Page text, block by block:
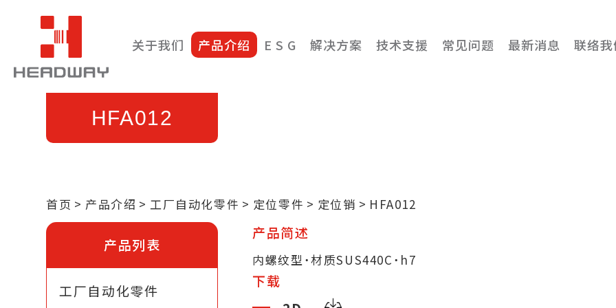
关于我们 产品介绍 E S G 解决方案 技术支援 常见问题 最新消息 联络
HFA012
首页 产品介绍 工厂自动化零件 定位零件 定位销 HFA012
产品列表
工厂自动化零件
产品简述
内螺纹型˙材质SUS440C˙h7
下载